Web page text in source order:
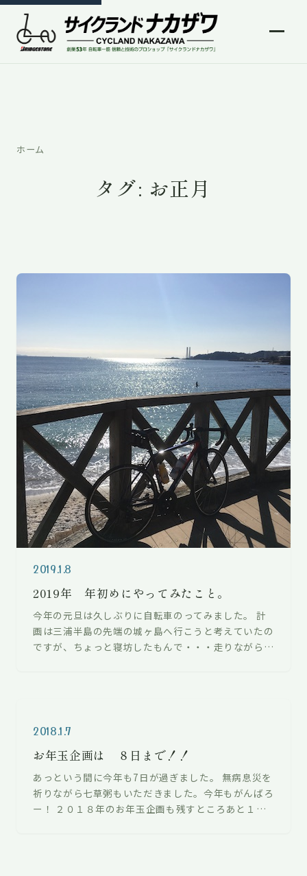
ホーム
タグ: お正月
2019.1.8
2019年 年初めにやってみたこと。
今年の元旦は久しぶりに自転車のってみました。 計
画は三浦半島の先端の城ヶ島へ行こうと考えていたの
ですが、ちょっと寝坊したもんで・・・走りながら行
2018.1.7
お年玉企画は ８日まで！！
あっという間に今年も7日が過ぎました。 無病息災を
祈りながら七草粥もいただきました。今年もがんばろ
ー！ ２０１８年のお年玉企画も残すところあと１